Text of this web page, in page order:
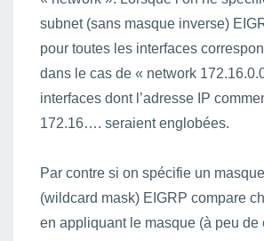
subnet (sans masque inverse)
pour toutes les interfaces
dans le cas de « network
interfaces dont l’adresse IP
172.16…. seraient englobées.
Par contre si on spécifie un
(wildcard mask) EIGRP compare
en appliquant le masque (à peu de